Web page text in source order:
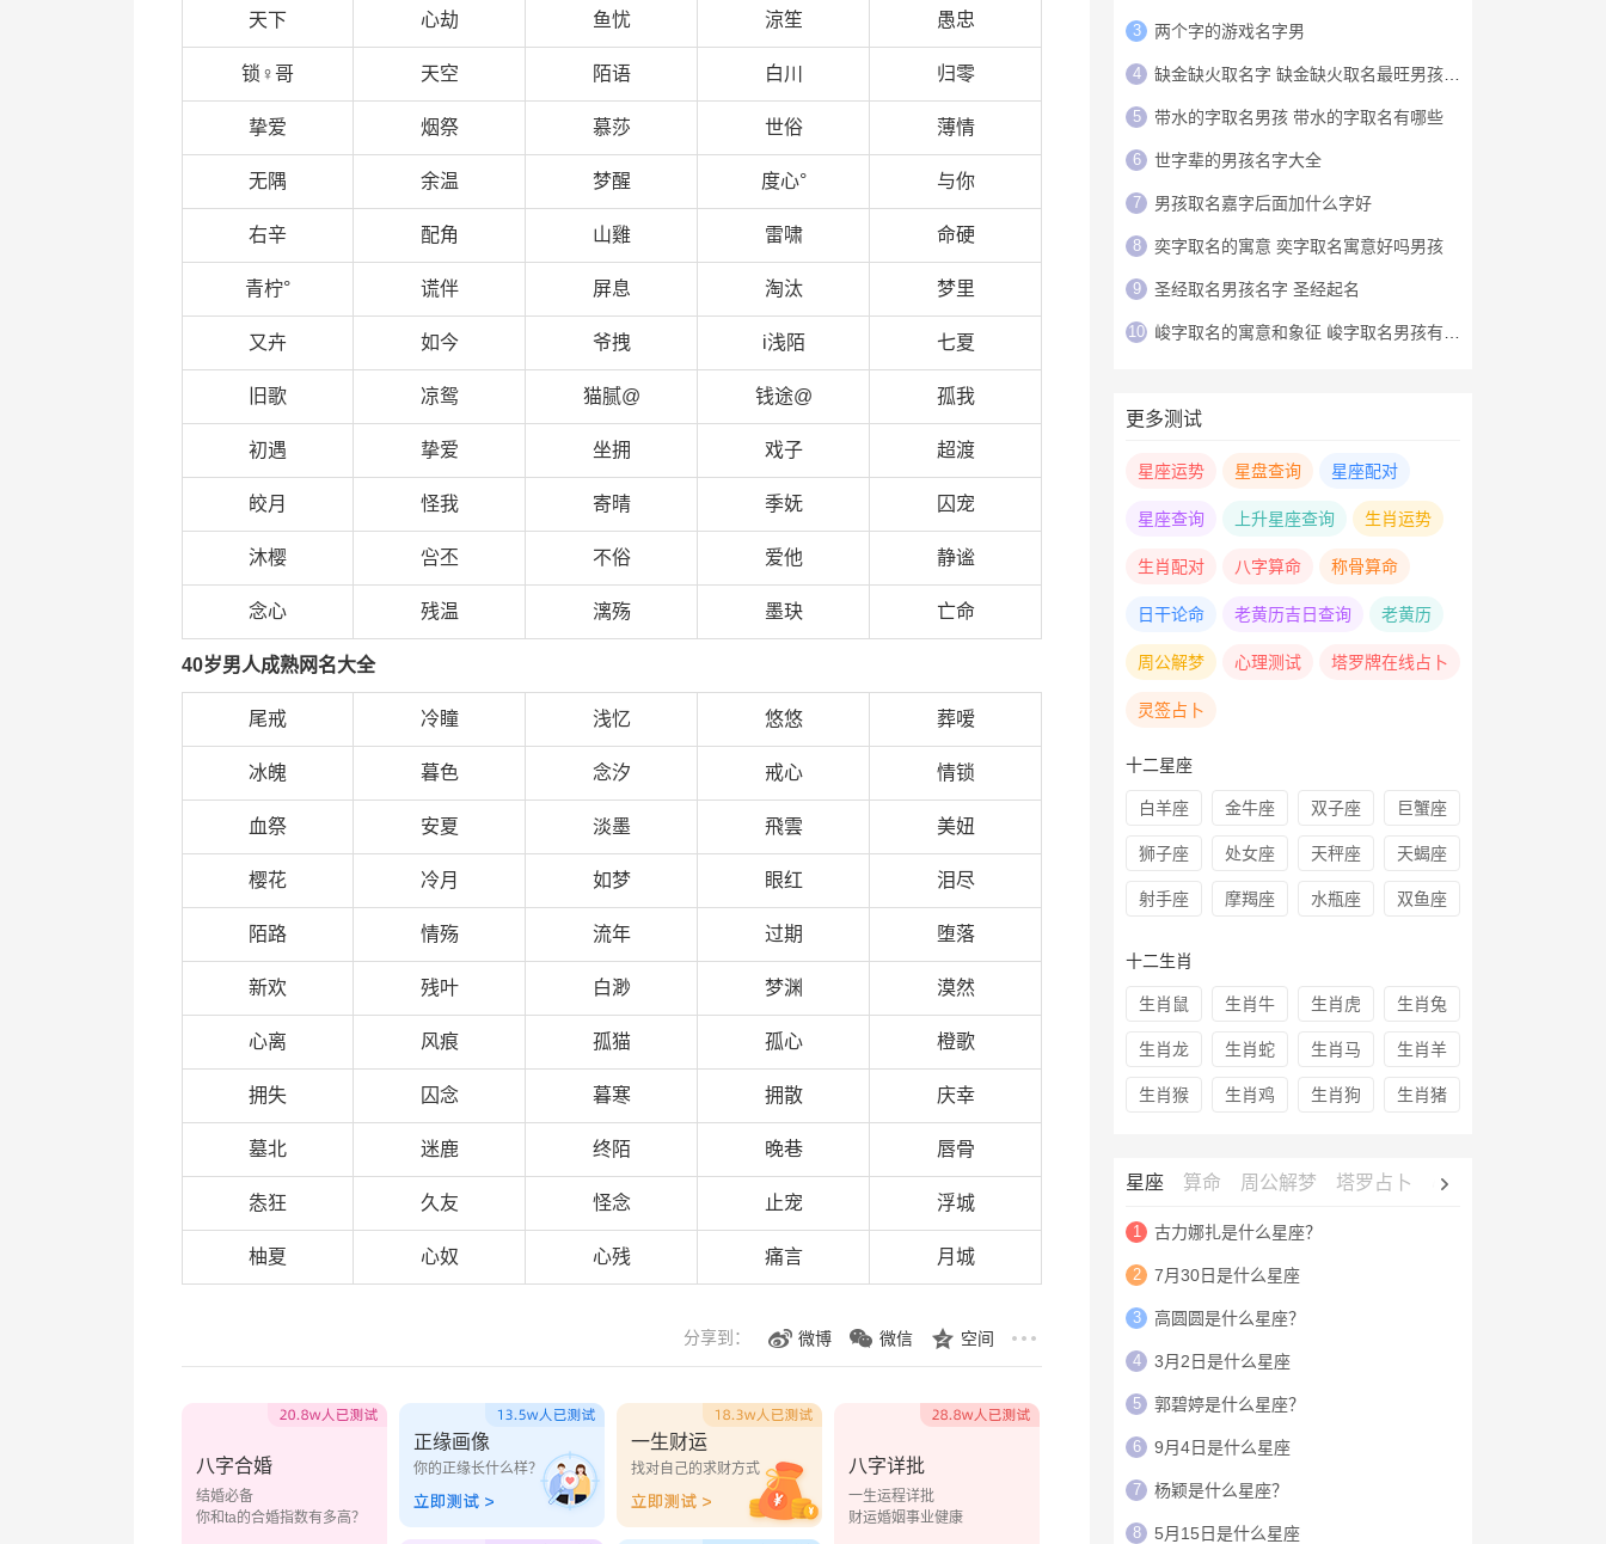
天下 心劫 鱼忧 涼笙 愚忠
锁♀哥 天空 陌语 白川 归零
挚爱 烟祭 慕莎 世俗 薄情
无隅 余温 梦醒 度心° 与你
右辛 配角 山雞 雷啸 命硬
青柠° 谎伴 屏息 淘汰 梦里
又卉 如今 爷拽 i浅陌 七夏
旧歌 凉鸳 猫腻@ 钱途@ 孤我
初遇 挚爱 坐拥 戏子 超渡
皎月 怪我 寄晴 季妩 囚宠
沐樱 吢丕 不俗 爱他 静谧
念心 残温 漓殇 墨玦 亡命
40岁男人成熟网名大全
尾戒 冷瞳 浅忆 悠悠 葬嗳
冰魄 暮色 念汐 戒心 情锁
血祭 安夏 淡墨 飛雲 美妞
樱花 冷月 如梦 眼红 泪尽
陌路 情殇 流年 过期 堕落
新欢 残叶 白渺 梦渊 漠然
心离 风痕 孤猫 孤心 橙歌
拥失 囚念 暮寒 拥散 庆幸
墓北 迷鹿 终陌 晚巷 唇骨
怣狂 久友 怪念 止宠 浮城
柚夏 心奴 心残 痛言 月城
分享到： 微博 微信 空间
八字合婚
结婚必备
你和ta的合婚指数有多高？
正缘画像
你的正缘长什么样？
一生财运
找对自己的求财方式 八字详批
一生运程详批
财运婚姻事业健康
3 两个字的游戏名字男
4 缺金缺火取名字 缺金缺火取名最旺男孩名字
5 带水的字取名男孩 带水的字取名有哪些
6 世字辈的男孩名字大全
7 男孩取名嘉字后面加什么字好
8 奕字取名的寓意 奕字取名寓意好吗男孩
9 圣经取名男孩名字 圣经起名
10 峻字取名的寓意和象征 峻字取名男孩有寓意
更多测试
星座运势 星盘查询 星座配对
星座查询 上升星座查询 生肖运势
生肖配对 八字算命 称骨算命
日干论命 老黄历吉日查询 老黄历
周公解梦 心理测试 塔罗牌在线占卜
灵签占卜
十二星座
白羊座 金牛座 双子座 巨蟹座
狮子座 处女座 天秤座 天蝎座
射手座 摩羯座 水瓶座 双鱼座
十二生肖
生肖鼠 生肖牛 生肖虎 生肖兔
生肖龙 生肖蛇 生肖马 生肖羊
生肖猴 生肖鸡 生肖狗 生肖猪
星座 算命 周公解梦 塔罗占卜 心理测试
1 古力娜扎是什么星座？
2 7月30日是什么星座
3 高圆圆是什么星座？
4 3月2日是什么星座
5 郭碧婷是什么星座？
6 9月4日是什么星座
7 杨颖是什么星座？
8 5月15日是什么星座